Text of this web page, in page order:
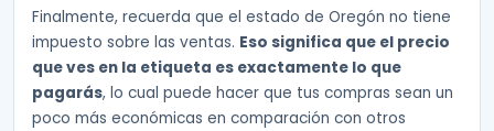
Finalmente, recuerda que el estado de Oregón no tiene
impuesto sobre las ventas. Eso significa que el precio
que ves en la etiqueta es exactamente lo que
pagarás, lo cual puede hacer que tus compras sean un
poco más económicas en comparación con otros